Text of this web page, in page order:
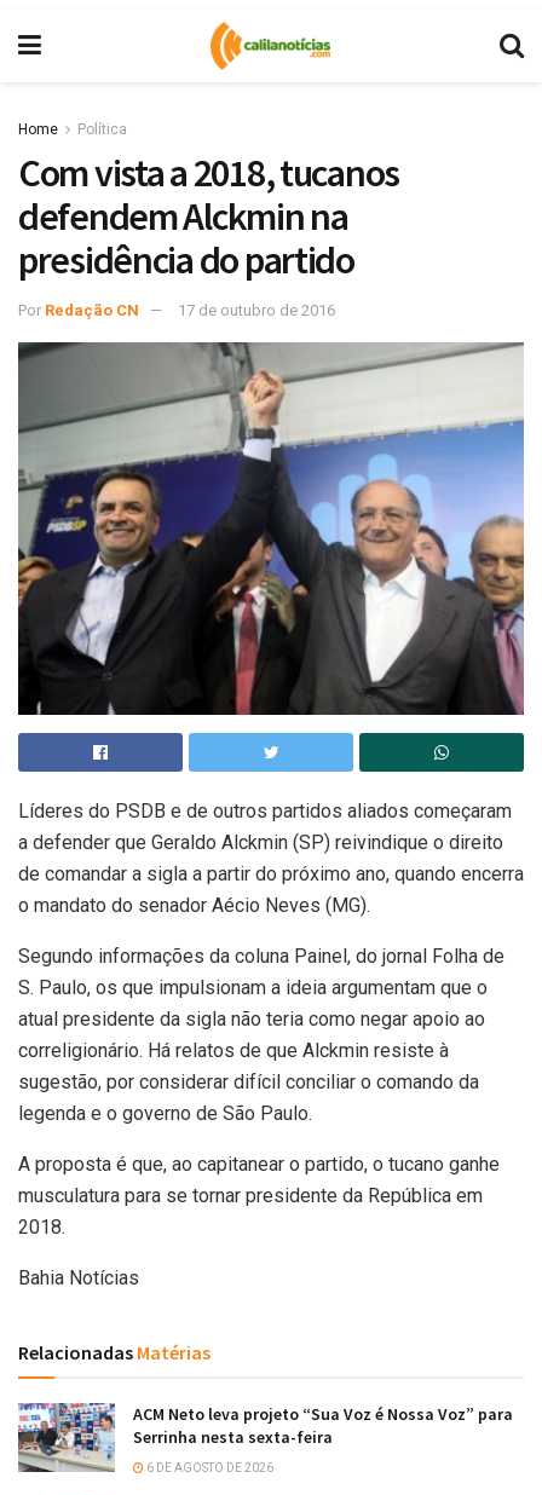
Home Política
Com vista a 2018, tucanos
defendem Alckmin na
presidência do partido
Por Redação CN 17 de outubro de 2016
Líderes do PSDB e de outros partidos aliados começaram
a defender que Geraldo Alckmin (SP) reivindique o direito
de comandar a sigla a partir do próximo ano, quando encerra
o mandato do senador Aécio Neves (MG).
Segundo informações da coluna Painel, do jornal Folha de
S. Paulo, os que impulsionam a ideia argumentam que o
atual presidente da sigla não teria como negar apoio ao
correligionário. Há relatos de que Alckmin resiste à
sugestão, por considerar difícil conciliar o comando da
legenda e o governo de São Paulo.
A proposta é que, ao capitanear o partido, o tucano ganhe
musculatura para se tornar presidente da República em
2018.
Bahia Notícias
Relacionadas Matérias
ACM Neto leva projeto “Sua Voz é Nossa Voz” para
Serrinha nesta sexta-feira
6 DE AGOSTO DE 2026